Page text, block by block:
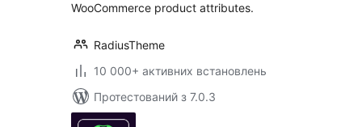
WooCommerce product attributes.
RadiusTheme
10 000+ активних встановлень
Протестований з 7.0.3